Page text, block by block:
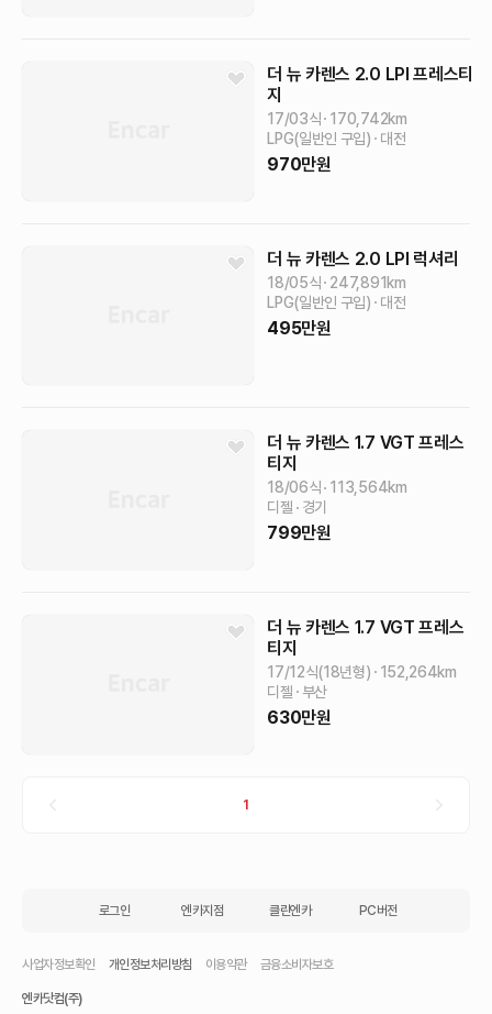
더 뉴 카렌스 2.0 LPI 프레스티
지
17/03식 170,742km
LPG(일반인 구입)
대전
970만원
더 뉴 카렌스 2.0 LPI 럭셔리
18/05식 247,891 km
LPG(일반인 구입)
대전
495만원
더 뉴 카렌스 1.7 VGT 프레스
티지
18/06식 113,564km
디젤
경기
799만원
더 뉴 카렌스 1.7 VGT 프레스
티지
17/12식(18년형) 152,264km
디젤
부산
630만원
1
로그인 엔카지점 클린엔카 PC버전
사업자정보확인 개인정보처리방침 이용약관 금융소비자보호
엔카닷컴(주)